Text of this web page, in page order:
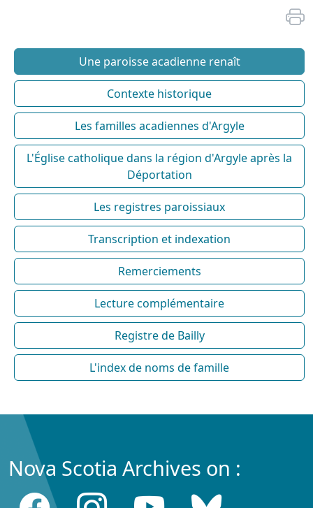
Une paroisse acadienne renaît
Contexte historique
Les familles acadiennes d'Argyle
L'Église catholique dans la région d'Argyle après la
Déportation
Les registres paroissiaux
Transcription et indexation
Remerciements
Lecture complémentaire
Registre de Bailly
L'index de noms de famille
Nova Scotia Archives on :